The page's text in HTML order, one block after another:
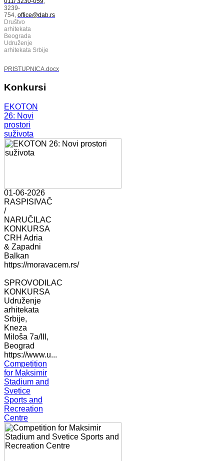
3239-
754, office@dab.rs
Društvo
arhitekata
Beograda
Udruženje
arhitekata Srbije
PRISTUPNICA.docx
Konkursi
EKOTON
26: Novi
prostori
suživota
01-06-2026
RASPISIVAČ
/
NARUČILAC
KONKURSA
CRH Adria
& Zapadni
Balkan
https://moravacem.rs/
SPROVODILAC
KONKURSA
Udruženje
arhitekata
Srbije,
Kneza
Miloša 7a/III,
Beograd
https://www.u...
Competition
for Maksimir
Stadium and
Svetice
Sports and
Recreation
Centre